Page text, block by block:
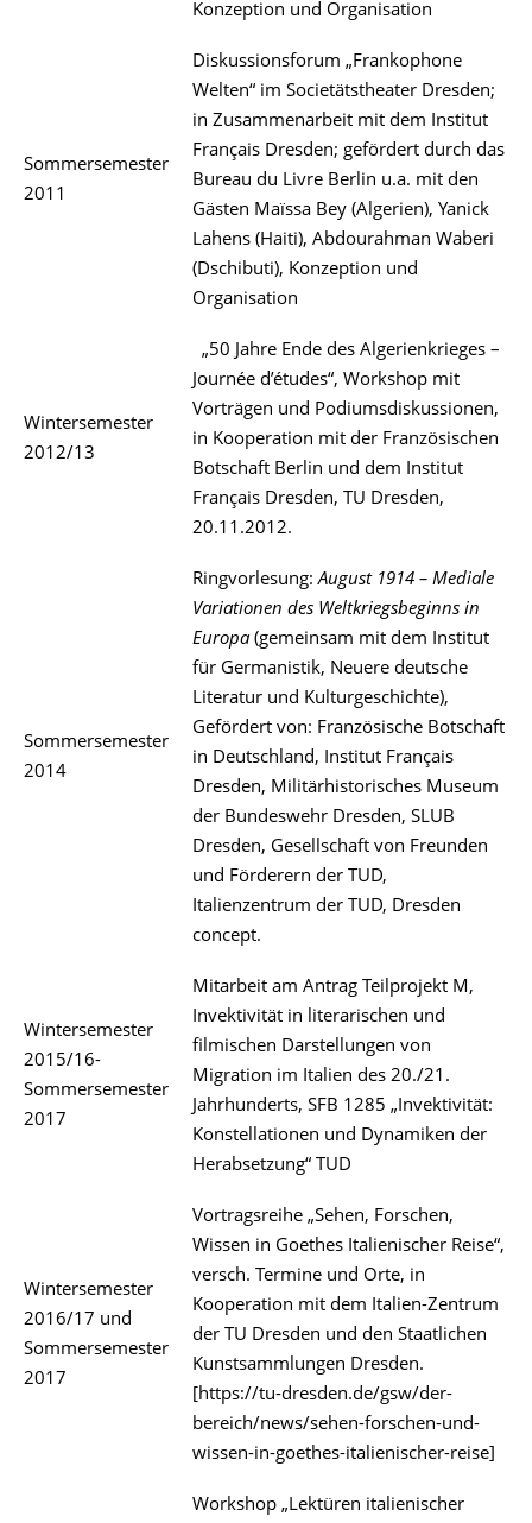
Konzeption und Organisation
Sommersemester
2011
Diskussionsforum „Frankophone
Welten“ im Societätstheater Dresden;
in Zusammenarbeit mit dem Institut
Français Dresden; gefördert durch das
Bureau du Livre Berlin u.a. mit den
Gästen Maïssa Bey (Algerien), Yanick
Lahens (Haiti), Abdourahman Waberi
(Dschibuti), Konzeption und
Organisation
Wintersemester
2012/13
„50 Jahre Ende des Algerienkrieges –
Journée d’études“, Workshop mit
Vorträgen und Podiumsdiskussionen,
in Kooperation mit der Französischen
Botschaft Berlin und dem Institut
Français Dresden, TU Dresden,
20.11.2012.
Sommersemester
2014
Ringvorlesung:August 1914 – Mediale
Variationen des Weltkriegsbeginns in
Europa(gemeinsam mit dem Institut
für Germanistik, Neuere deutsche
Literatur und Kulturgeschichte),
Gefördert von: Französische Botschaft
in Deutschland, Institut Français
Dresden, Militärhistorisches Museum
der Bundeswehr Dresden, SLUB
Dresden, Gesellschaft von Freunden
und Förderern der TUD,
Italienzentrum der TUD, Dresden
concept.
Wintersemester
2015/16-
Sommersemester
2017
Mitarbeit am Antrag Teilprojekt M,
Invektivität in literarischen und
filmischen Darstellungen von
Migration im Italien des 20./21.
Jahrhunderts, SFB 1285 „Invektivität:
Konstellationen und Dynamiken der
Herabsetzung“ TUD
Wintersemester
2016/17 und
Sommersemester
2017
Vortragsreihe „Sehen, Forschen,
Wissen in Goethes Italienischer Reise“,
versch. Termine und Orte, in
Kooperation mit dem Italien-Zentrum
der TU Dresden und den Staatlichen
Kunstsammlungen Dresden.
[https://tu-dresden.de/gsw/der-
bereich/news/sehen-forschen-und-
wissen-in-goethes-italienischer-reise]
Workshop „Lektüren italienischer